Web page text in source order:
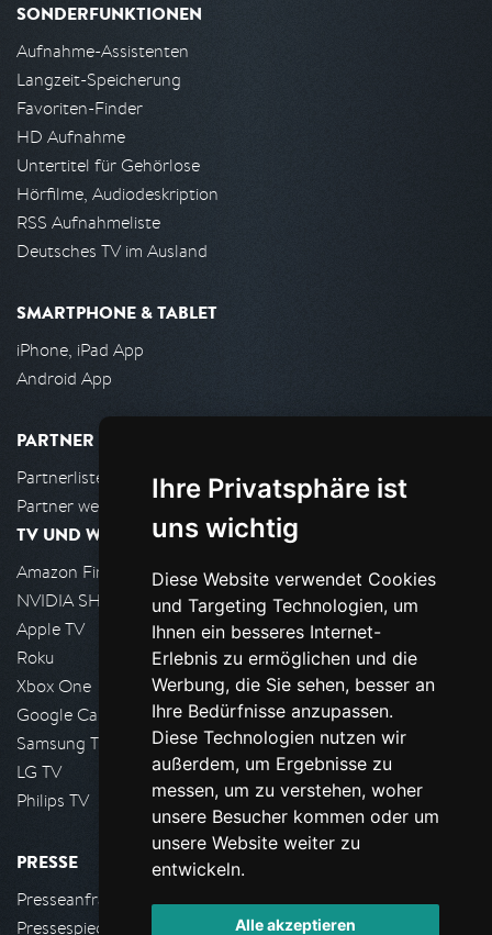
Ihre Privatsphäre ist
uns wichtig
Diese Website verwendet Cookies
und Targeting Technologien, um
Ihnen ein besseres Internet-
Erlebnis zu ermöglichen und die
Werbung, die Sie sehen, besser an
Ihre Bedürfnisse anzupassen.
Diese Technologien nutzen wir
außerdem, um Ergebnisse zu
messen, um zu verstehen, woher
unsere Besucher kommen oder um
unsere Website weiter zu
entwickeln.
Alle akzeptieren
SONDERFUNKTIONEN
Aufnahme-Assistenten
Langzeit-Speicherung
Favoriten-Finder
HD Aufnahme
Untertitel für Gehörlose
Hörfilme, Audiodeskription
RSS Aufnahmeliste
Deutsches TV im Ausland
SMARTPHONE & TABLET
iPhone, iPad App
Android App
PARTNER
Partnerliste
Partner werden
TV UND WOHNZIMMER
Amazon FireTV
NVIDIA SHIELD, Google TV
Apple TV
Roku
Xbox One
Google Cast
Samsung TV
LG TV
Philips TV
PRESSE
Presseanfrage stellen
Pressespiegel